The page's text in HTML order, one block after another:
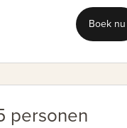
Boek nu
personen